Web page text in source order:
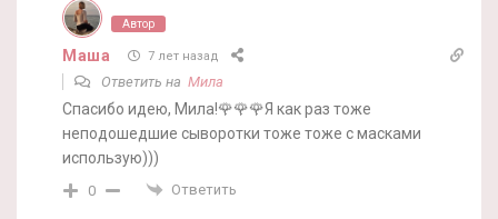
Автор
Маша 7 лет назад
Ответить на Мила
Спасибо идею, Мила!🌹🌹🌹Я как раз тоже
неподошедшие сыворотки тоже тоже с масками
использую)))
0 Ответить